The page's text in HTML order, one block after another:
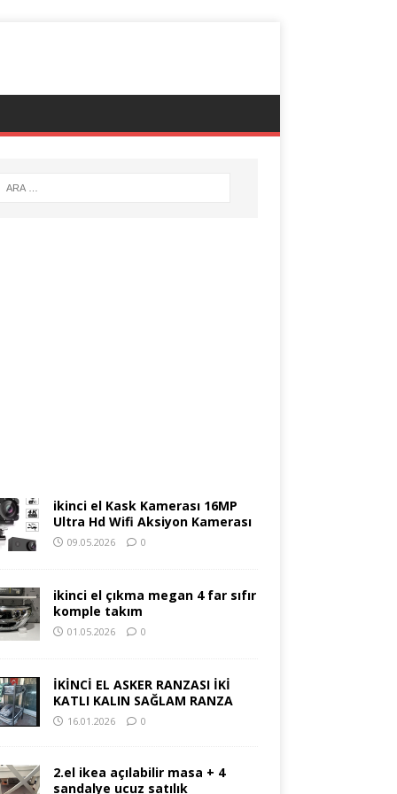
ikinci el Kask Kamerası 16MP
Ultra Hd Wifi Aksiyon Kamerası
09.05.2026 0
ikinci el çıkma megan 4 far sıfır
komple takım
01.05.2026 0
İKİNCİ EL ASKER RANZASI İKİ
KATLI KALIN SAĞLAM RANZA
16.01.2026 0
2.el ikea açılabilir masa + 4
sandalye ucuz satılık